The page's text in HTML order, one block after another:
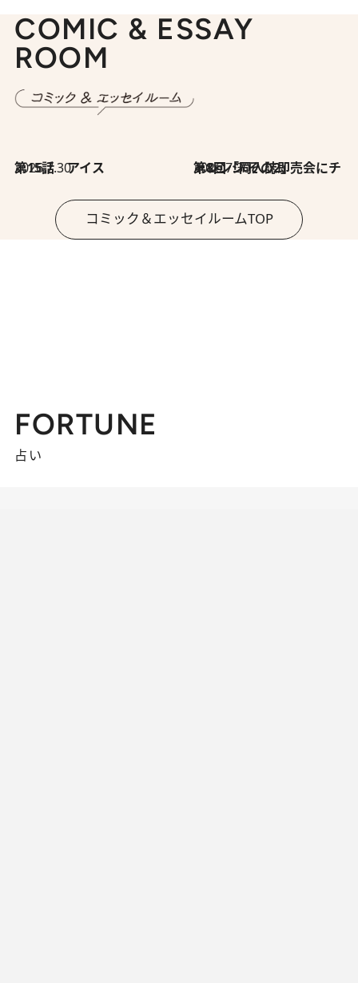
COMIC & ESSAY
ROOM
2026.7.30
第15話 アイス 2026.7.30
第8回「同人誌即売会にチャレンジ その2」
コミック＆エッセイルームTOP
FORTUNE
占い